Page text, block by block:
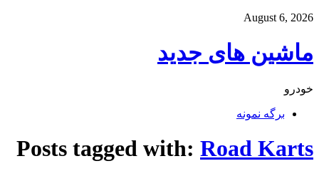
August 6, 2026
ماشین های جدید
خودرو
برگه نمونه
Posts tagged with: Road Karts